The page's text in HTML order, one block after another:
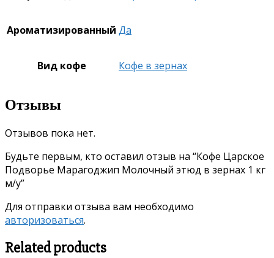
Ароматизированный Да
Вид кофе Кофе в зернах
Отзывы
Отзывов пока нет.
Будьте первым, кто оставил отзыв на “Кофе Царское
Подворье Марагоджип Молочный этюд в зернах 1 кг
м/у”
Для отправки отзыва вам необходимо
авторизоваться.
Related products